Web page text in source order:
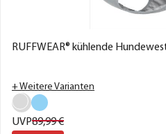
RUFFWEAR® kühlende
+ Weitere Varianten
UVP89,99€